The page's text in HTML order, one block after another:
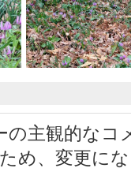
主観的なコ
め、変更に